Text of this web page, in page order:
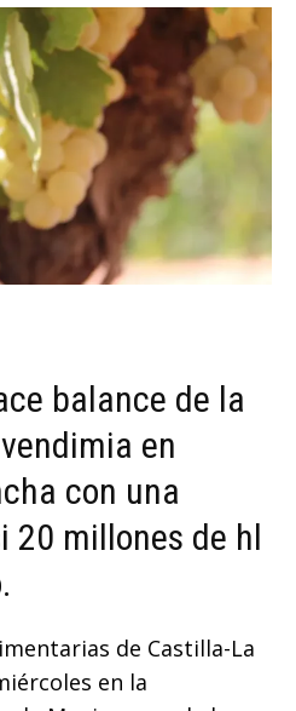
balance de la
en
con una
20 millones de hl
de Castilla-La
en la